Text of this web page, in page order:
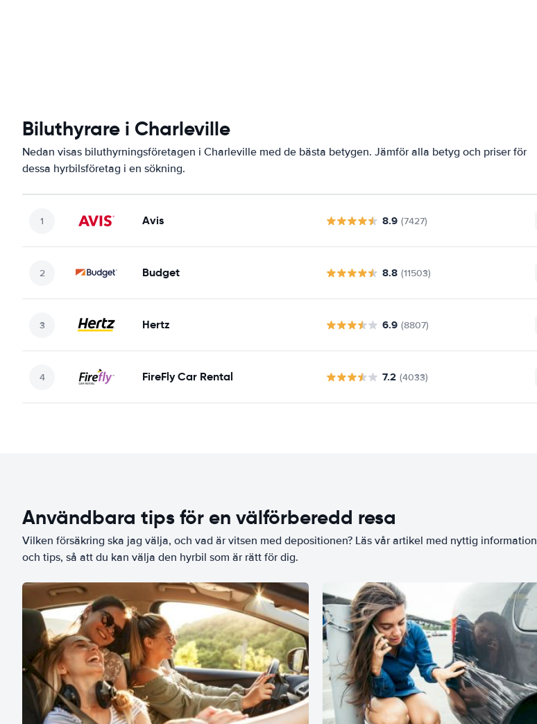
Biluthyrare i Charleville
Nedan visas biluthyrningsföretagen i Charleville med de bästa betygen. Jämför alla betyg och priser för
dessa hyrbilsföretag i en sökning.
Avis 8.9 (7427)
Budget 8.8 (11503)
Hertz 6.9 (8807)
FireFly Car Rental 7.2 (4033)
Användbara tips för en välförberedd resa
Vilken försäkring ska jag välja, och vad är vitsen med depositionen? Läs vår artikel med nyttig information
och tips, så att du kan välja den hyrbil som är rätt för dig.